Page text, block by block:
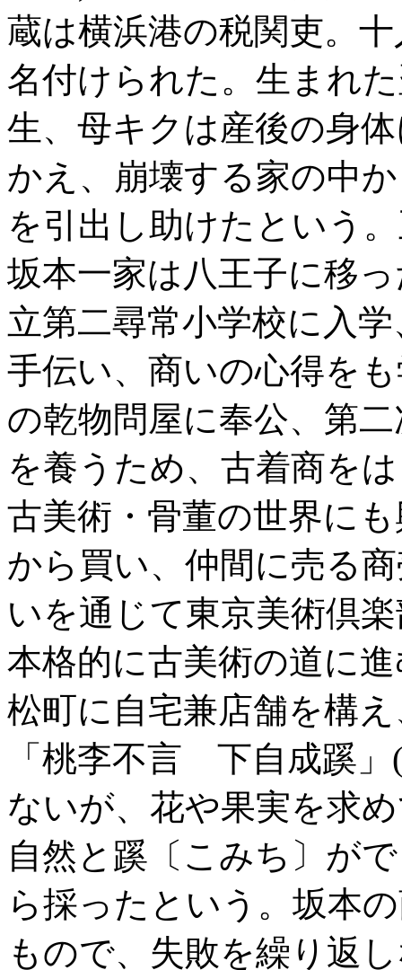
蔵は横浜港の税関吏。
名付けられた。生まれ
生、母キクは産後の身
かえ、崩壊する家の中
を引出し助けたという
坂本一家は八王子に移
立第二尋常小学校に入
手伝い、商いの心得を
の乾物問屋に奉公、第
を養うため、古着商を
古美術・骨董の世界に
から買い、仲間に売る
いを通じて東京美術倶
本格的に古美術の道に
松町に自宅兼店舗を構
「桃李不言 下自成蹊
ないが、花や果実を求
自然と蹊〔こみち〕が
ら採ったという。坂本
もので、失敗を繰り返